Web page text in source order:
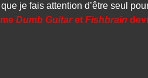
je fais attention d’être seul
Dumb Guitaret Fishbrain